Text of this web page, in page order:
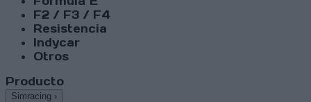
F2 / F3 / F4
Resistencia
Indycar
Otros
Producto
Simracing ›